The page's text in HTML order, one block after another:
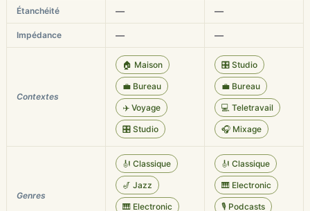
Étanchéité — —
Impédance — —
Contextes
🏠 Maison
💼 Bureau
✈️ Voyage
🎛️ Studio
🎛️ Studio
💼 Bureau
💻 Teletravail
🎧 Mixage
Genres
🎻 Classique
🎷 Jazz
🎹 Electronic
🎻 Classique
🎹 Electronic
🎙️ Podcasts